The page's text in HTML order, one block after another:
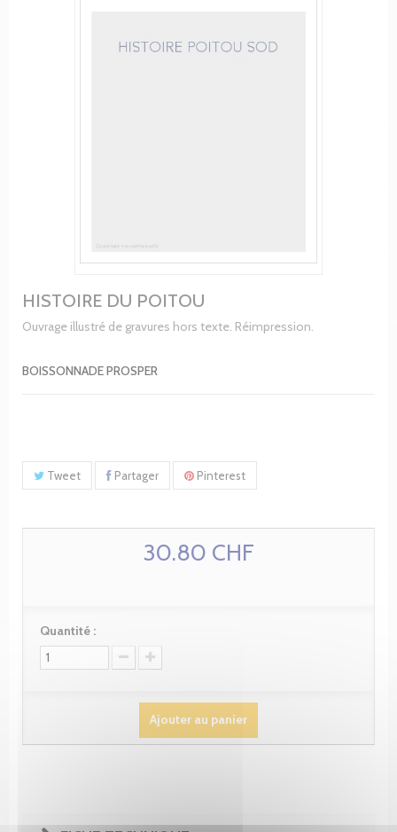
HISTOIRE DU POITOU
Ouvrage illustré de gravures hors texte. Réimpression.
BOISSONNADE PROSPER
Tweet Partager Pinterest
30.80 CHF
Quantité :
Ajouter au panier